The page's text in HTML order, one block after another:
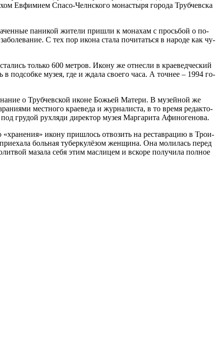
Ев­фи­ми­ем Спа­со-Челн­ско­го мо­на­сты­ря го­ро­да Труб­чев­ска
па­ни­кой жи­те­ли при­шли к мо­на­хам с прось­бой о по­
С тех пор ико­на ста­ла по­чи­тать­ся в на­ро­де как чу­
толь­ко 600 мет­ров. Ико­ну же от­нес­ли в кра­е­вед­че­ский
в под­соб­ке му­зея, где и жда­ла сво­е­го ча­са. А точ­нее – 1994 го­
о Труб­чев­ской иконе Бо­жьей Ма­те­ри. В му­зей­ной же
мест­но­го кра­е­ве­да и жур­на­ли­ста, в то вре­мя ре­дак­то­
гру­дой рух­ля­ди ди­рек­тор му­зея Мар­га­ри­та Афи­но­ге­но­ва.
ико­ну при­шлось от­во­зить на ре­став­ра­цию в Тро­и­
боль­ная ту­бер­ку­лё­зом жен­щи­на. Она мо­ли­лась пе­ред
ма­за­ла се­бя этим мас­ли­цем и вско­ре по­лу­чи­ла пол­ное